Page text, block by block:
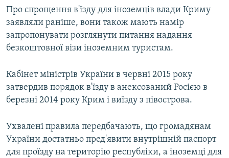
Про спрощення в'їзду для іноземців влади Криму
заявляли раніше, вони також мають намір
запропонувати розглянути питання надання
безкоштовної візи іноземним туристам.
Кабінет міністрів України в червні 2015 року
затвердив порядок в'їзду в анексований Росією в
березні 2014 року Крим і виїзду з півострова.
Ухвалені правила передбачають, що громадянам
України достатньо пред'явити внутрішній паспорт
для проїзду на територію республіки, а іноземці для